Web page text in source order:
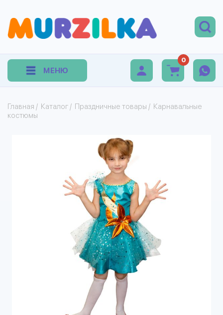
МЕНЮ
0
Главная / Каталог / Праздничные товары / Карнавальные
костюмы